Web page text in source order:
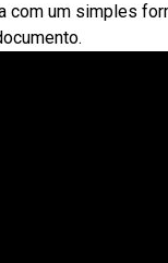
com um simples